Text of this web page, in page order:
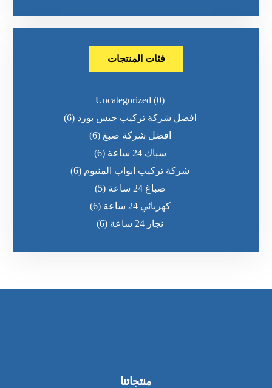
فئات المنتجات
Uncategorized (0)
افضل شركة تركيب جبس بورد (6)
افضل شركة صبغ (6)
سباك 24 ساعة
(6)
شركة تركيب ابواب المنيوم (6)
صباغ 24 ساعة
(5)
كهربائي 24 ساعة
(6)
نجار 24 ساعة
(6)
منتجاتنا